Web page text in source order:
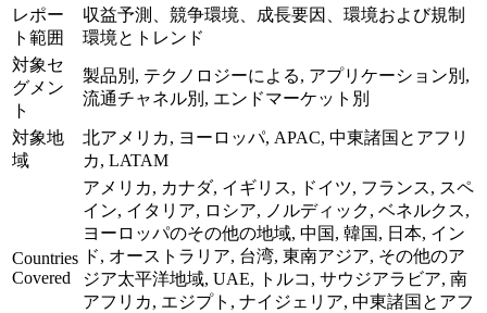
レポー
ト範囲
収益予測、競争環境、成長要因、環境および規制
環境とトレンド
対象セ
グメン
ト
製品別, テクノロジーによる, アプリケーション別,
流通チャネル別, エンドマーケット別
対象地
域
北アメリカ, ヨーロッパ, APAC, 中東諸国とアフリ
カ, LATAM
Countries
Covered
アメリカ, カナダ, イギリス, ドイツ, フランス, スペ
イン, イタリア, ロシア, ノルディック, ベネルクス,
ヨーロッパのその他の地域, 中国, 韓国, 日本, イン
ド, オーストラリア, 台湾, 東南アジア, その他のア
ジア太平洋地域, UAE, トルコ, サウジアラビア, 南
アフリカ, エジプト, ナイジェリア, 中東諸国とアフ